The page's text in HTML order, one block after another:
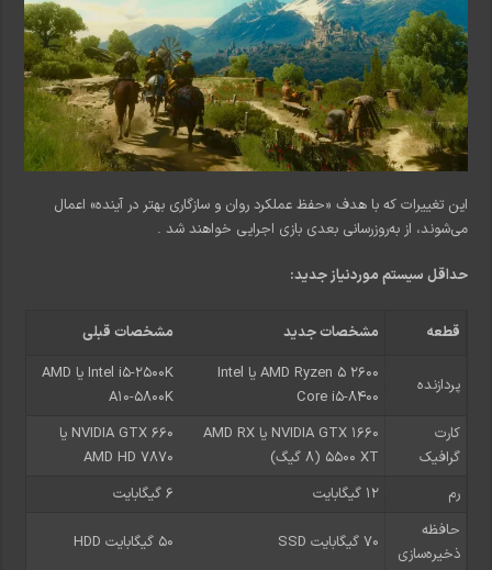
این تغییرات که با هدف «حفظ عملکرد روان و سازگاری بهتر در آینده» اعمال
می‌شوند، از به‌روزرسانی بعدی بازی اجرایی خواهند شد .
حداقل سیستم موردنیاز جدید:
قطعه مشخصات جدید مشخصات قبلی
پردازنده
AMD Ryzen 5 2600 یا Intel
Core i5-8400
Intel i5-2500K یا AMD
A10-5800K
کارت
گرافیک
NVIDIA GTX 1660 یا AMD RX
5500 XT (8 گیگ)
NVIDIA GTX 660 یا
AMD HD 7870
رم
۱۲ گیگابایت
۶ گیگابایت
حافظه
ذخیره‌سازی
۷۰ گیگابایت SSD ۵۰ گیگابایت HDD